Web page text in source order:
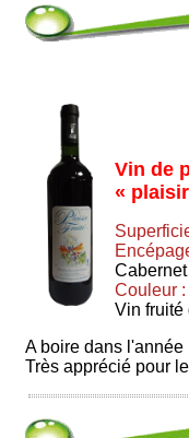
Vin de
«
Couleur :
Vin fruité
A boire dans l'année
Très apprécié pour